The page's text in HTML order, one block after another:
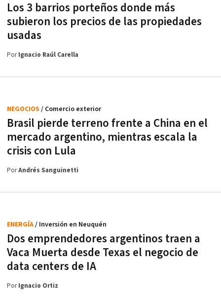
Los 3 barrios porteños donde más
subieron los precios de las propiedades
usadas
PorIgnacio Raúl Carella
Brasil pierde terreno frente a China en el
mercado argentino, mientras escala la
crisis con Lula
NEGOCIOS / Comercio exterior
PorAndrés Sanguinetti
Dos emprendedores argentinos traen a
Vaca Muerta desde Texas el negocio de
data centers de IA
ENERGÍA/ Inversión en Neuquén
PorIgnacio Ortiz